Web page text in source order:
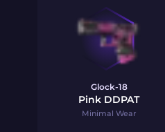
Glock-18
Pink DDPAT
Minimal Wear